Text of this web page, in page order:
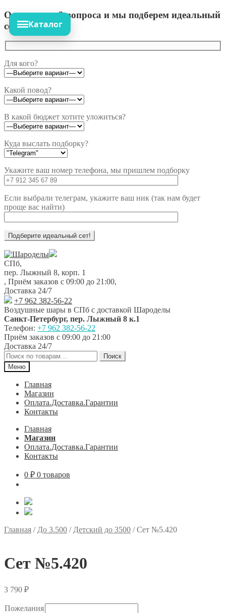
Ответьте на 3 вопроса и мы подберем идеальный
сет!
Для кого?
Какой повод?
В какой бюджет хотите уложиться?
Куда выслать подборку?
Укажите ваш номер телефона, мы пришлем подборку
Если выбрали телеграм, укажите ваш ник (так нам будет
проще вас найти)
Перейти
к
навигации
Перейти
к
содержимому
СПб,
пер. Лыжный 8, корп. 1
, Приём заказов с 09:00 до 21:00,
Доставка 24/7
+7 962 382-56-22
Воздушные шары в СПб с доставкой Шароделы
Санкт-Петербург, пер. Лыжный 8 к.1
Телефон: +7 962 382-56-22
Приём заказов с 09:00 до 21:00
Доставка 24/7
Искать:
Поиск
Меню
Главная
Магазин
Оплата.Доставка.Гарантии
Контакты
Главная
Магазин
Оплата.Доставка.Гарантии
Контакты
0 ₽ 0 товаров
Каталог
Главная / До 3.500 / Детский до 3500 /Сет №5.420
Сет №5.420
3 790 ₽
Пожелания